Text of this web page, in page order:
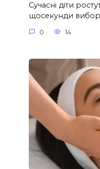
Сучасні діти
щосекунди
0 14